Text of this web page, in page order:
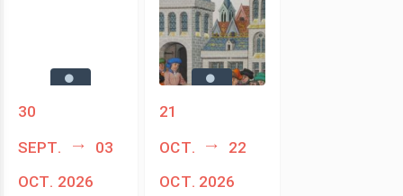
30
sept.
03
oct. 2026
21
oct.
22
oct. 2026